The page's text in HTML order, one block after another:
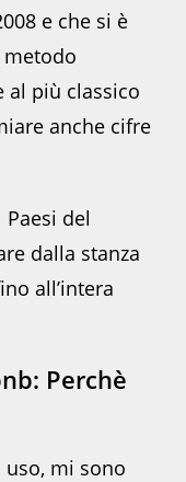
e che si è
al più classico
anche cifre
del
dalla stanza
all’intera
Perchè
mi sono